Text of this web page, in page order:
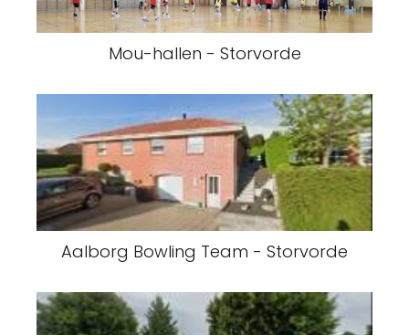
Mou-hallen - Storvorde
Aalborg Bowling Team - Storvorde